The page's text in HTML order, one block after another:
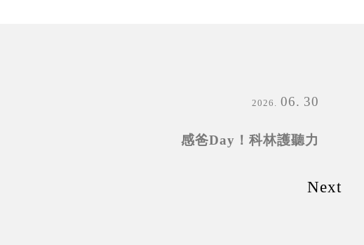
2026 06 30
感爸Day！科林護聽力
Next